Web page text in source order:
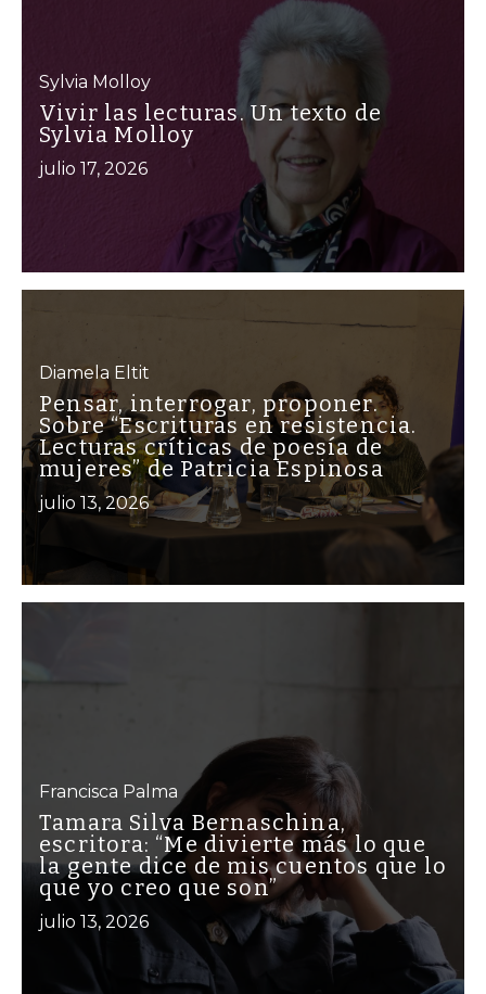
Sylvia Molloy
Vivir las lecturas. Un texto de
Sylvia Molloy
julio 17, 2026
Diamela Eltit
Pensar, interrogar, proponer.
Sobre “Escrituras en resistencia.
Lecturas críticas de poesía de
mujeres” de Patricia Espinosa
julio 13, 2026
Francisca Palma
Tamara Silva Bernaschina,
escritora: “Me divierte más lo que
la gente dice de mis cuentos que lo
que yo creo que son”
julio 13, 2026